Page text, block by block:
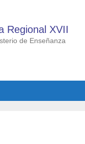
Regional XVII
de Enseñanza